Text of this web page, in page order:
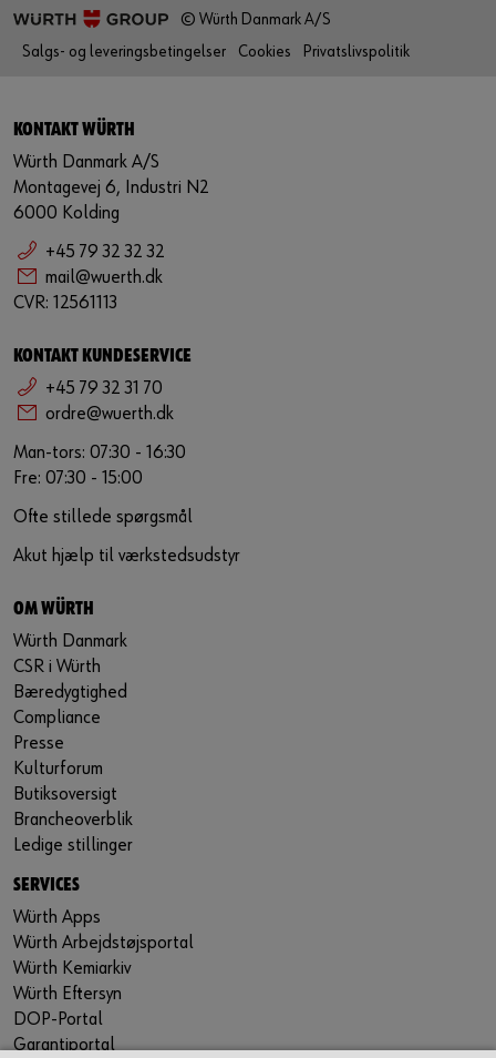
© Würth Danmark A/S
Salgs- og leveringsbetingelser
Cookies Privatslivspolitik
KONTAKT WÜRTH
Würth Danmark A/S
Montagevej 6, Industri N2
6000 Kolding
+45 79 32 32 32
mail@wuerth.dk
CVR: 12561113
KONTAKT KUNDESERVICE
+45 79 32 31 70
ordre@wuerth.dk
Man-tors: 07:30 - 16:30
Fre: 07:30 - 15:00
Ofte stillede spørgsmål
Akut hjælp til værkstedsudstyr
OM WÜRTH
Würth Danmark
CSR i Würth
Bæredygtighed
Compliance
Presse
Kulturforum
Butiksoversigt
Brancheoverblik
Ledige stillinger
SERVICES
Würth Apps
Würth Arbejdstøjsportal
Würth Kemiarkiv
Würth Eftersyn
DOP-Portal
Garantiportal